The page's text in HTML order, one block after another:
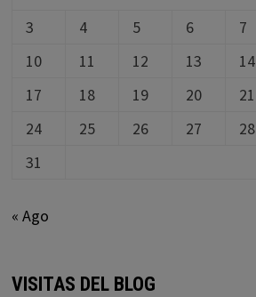
3
4 5 6 7
10
11 12 13 14
17
18 19 20 21
24
25 26 27 28
31
« Ago
VISITAS DEL BLOG